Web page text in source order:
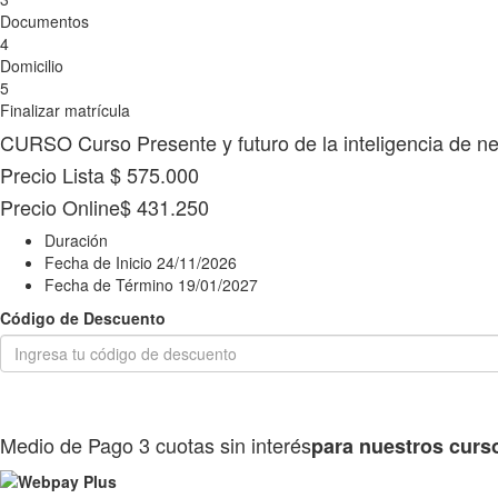
Documentos
4
Domicilio
5
Finalizar matrícula
CURSO Curso Presente y futuro de la inteligencia de
Precio Lista$ 575.000
Precio Online$ 431.250
Duración
Fecha de Inicio 24/11/2026
Fecha de Término 19/01/2027
Código de Descuento
Medio de Pago 3 cuotas sin interéspara nuestros